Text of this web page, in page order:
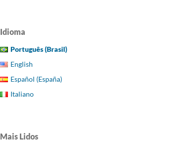
Idioma
Português (Brasil)
English
Español (España)
Italiano
Mais Lidos